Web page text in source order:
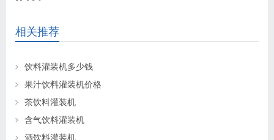
相关推荐
饮料灌装机多少钱
果汁饮料灌装机价格
茶饮料灌装机
含气饮料灌装机
酒饮料灌装机